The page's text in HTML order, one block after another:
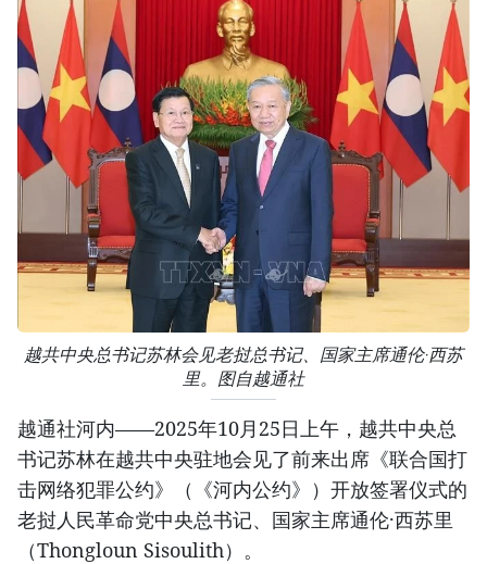
越共中央总书记苏林会见老挝总书记、国家主席通伦·西苏
里。图自越通社
越通社河内——2025年10月25日上午，越共中央总
书记苏林在越共中央驻地会见了前来出席《联合国打
击网络犯罪公约》（《河内公约》）开放签署仪式的
老挝人民革命党中央总书记、国家主席通伦·西苏里
（Thongloun Sisoulith）。